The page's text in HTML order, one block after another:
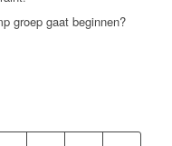
groep gaat beginnen?